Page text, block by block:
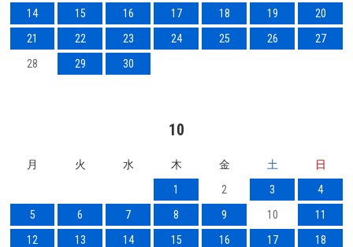
14
15 16 17 18 19
20
21
22 23 24 25 26
27
28
29 30
10
月 火 水 木 金 土
日
1
2 3
4
5
6 7 8 9 10
11
12
13 14 15 16 17
18